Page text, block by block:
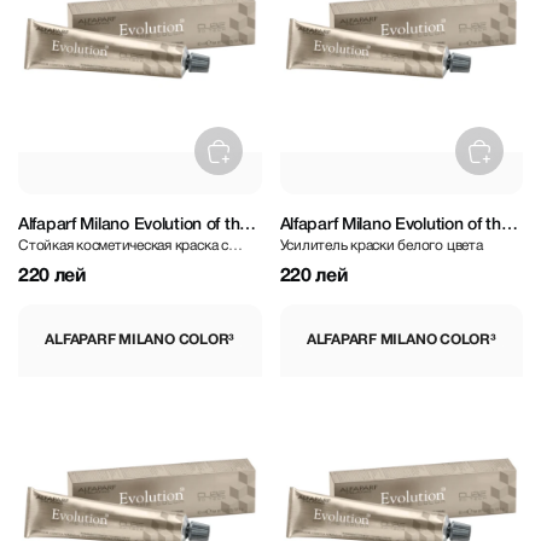
Alfaparf Milano Evolution of the
Color³ Golden Mahogany 60 ml
Стойкая косметическая краска с
каштановым оттенком
220 лей
Alfaparf Milano Evolution of the
Color³ Boosters - 000SSS
Lightening Booster 60 ml
Усилитель краски белого цвета
220 лей
ALFAPARF MILANO COLOR³ ALFAPARF MILANO COLOR³